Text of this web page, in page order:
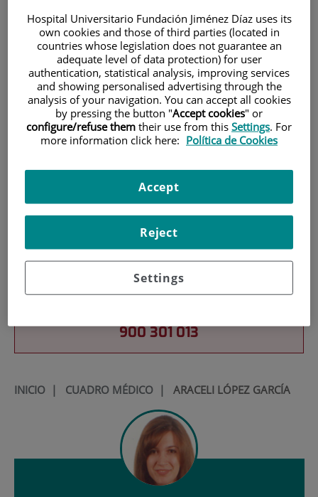
Investigación
900 301 013
INICIO| CUADRO MÉDICO| ARACELI LÓPEZ GARCÍA
Hospital Universitario Fundación Jiménez Díaz uses its
own cookies and those of third parties (located in
countries whose legislation does not guarantee an
adequate level of data protection) for user
authentication, statistical analysis, improving services
and showing personalised advertising through the
analysis of your navigation. You can accept all cookies
by pressing the button "Accept cookies" or
configure/refuse them their use from this Settings. For
more information click here: Política de Cookies
Settings
Reject
Accept